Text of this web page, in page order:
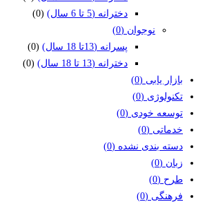
دخترانه (5 تا 6 سال)
(0)
نوجوان (0)
پسرانه (13تا 18 سال)
(0)
دخترانه (13 تا 18 سال)
(0)
بازار یابی (0)
تکنولوژی (0)
توسعه خودی (0)
خدماتی (0)
دسته بندی نشده (0)
زبان (0)
طرح (0)
فرهنگی (0)